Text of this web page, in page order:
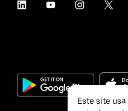
Este site